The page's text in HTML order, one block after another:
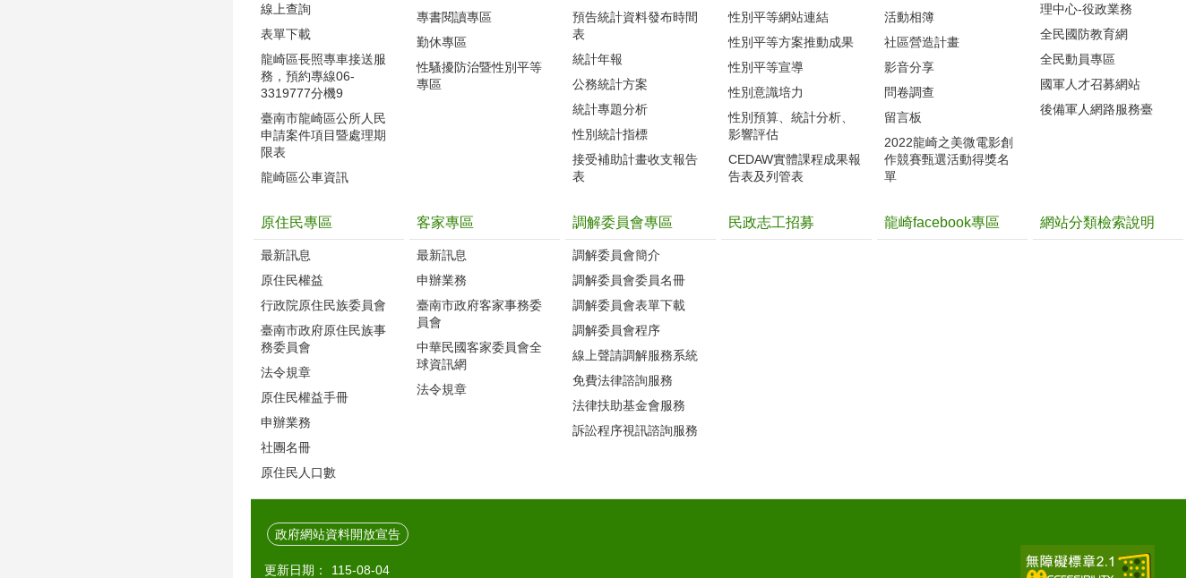
線上查詢
表單下載
龍崎區長照專車接送服
務，預約專線06-
3319777分機9
臺南市龍崎區公所人民
申請案件項目暨處理期
限表
龍崎區公車資訊
專書閱讀專區
勤休專區
性騷擾防治暨性別平等
專區
預告統計資料發布時間
表
統計年報
公務統計方案
統計專題分析
性別統計指標
接受補助計畫收支報告
表
性別平等網站連結
性別平等方案推動成果
性別平等宣導
性別意識培力
性別預算、統計分析、
影響評估
CEDAW實體課程成果報
告表及列管表
活動相簿
社區營造計畫
影音分享
問卷調查
留言板
2022龍崎之美微電影創
作競賽甄選活動得獎名
單
理中心-役政業務
全民國防教育網
全民動員專區
國軍人才召募網站
後備軍人網路服務臺
原住民專區
最新訊息
原住民權益
行政院原住民族委員會
臺南市政府原住民族事
務委員會
法令規章
原住民權益手冊
申辦業務
社團名冊
原住民人口數
客家專區
最新訊息
申辦業務
臺南市政府客家事務委
員會
中華民國客家委員會全
球資訊網
法令規章
調解委員會專區
調解委員會簡介
調解委員會委員名冊
調解委員會表單下載
調解委員會程序
線上聲請調解服務系統
免費法律諮詢服務
法律扶助基金會服務
訴訟程序視訊諮詢服務
民政志工招募 龍崎facebook專區 網站分類檢索說明
政府網站資料開放宣告
更新日期： 115-08-04